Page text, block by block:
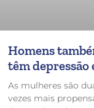
Homens
têm depressão
devemos falar
isso!
As mulheres são
vezes mais